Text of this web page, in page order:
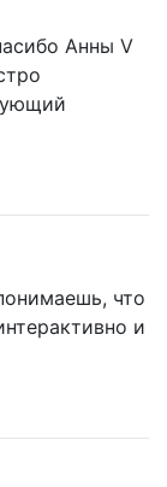
Анны V
что
и